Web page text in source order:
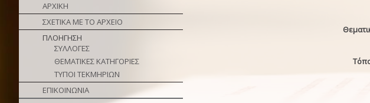
ΑΡΧΙΚΗ
ΣΧΕΤΙΚΑ ΜΕ ΤΟ ΑΡΧΕΙΟ
ΠΛΟΗΓΗΣΗ
ΣΥΛΛΟΓΕΣ
ΘΕΜΑΤΙΚΕΣ ΚΑΤΗΓΟΡΙΕΣ
ΤΥΠΟΙ ΤΕΚΜΗΡΙΩΝ
ΕΠΙΚΟΙΝΩΝΙΑ